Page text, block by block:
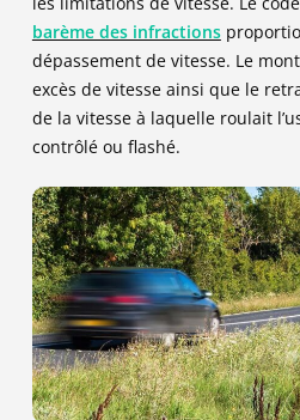
barème des infractions
dépassement de vitesse. Le
excès de vitesse ainsi que le
de la vitesse à laquelle roulait
contrôlé ou flashé.